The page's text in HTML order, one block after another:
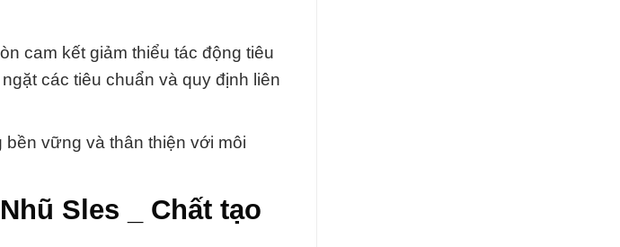
cam kết giảm thiểu tác động tiêu
các tiêu chuẩn và quy định liên
vững và thân thiện với môi
Sles _ Chất tạo